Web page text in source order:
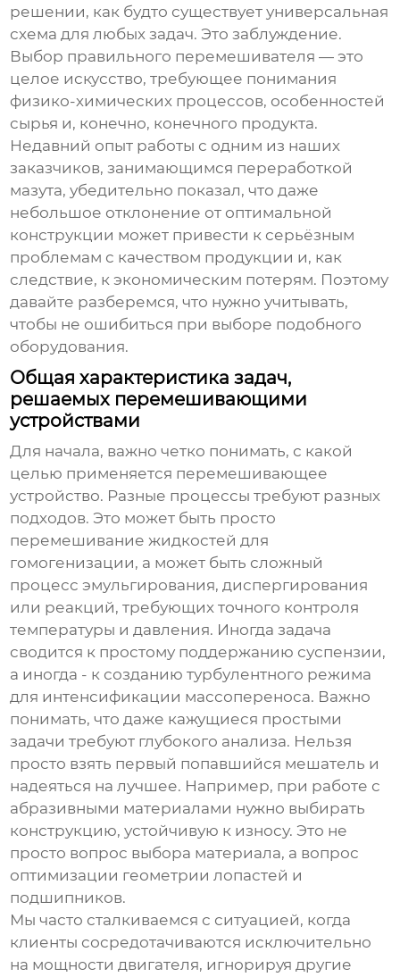
решении, как будто существует универсальная
схема для любых задач. Это заблуждение.
Выбор правильного перемешивателя — это
целое искусство, требующее понимания
физико-химических процессов, особенностей
сырья и, конечно, конечного продукта.
Недавний опыт работы с одним из наших
заказчиков, занимающимся переработкой
мазута, убедительно показал, что даже
небольшое отклонение от оптимальной
конструкции может привести к серьёзным
проблемам с качеством продукции и, как
следствие, к экономическим потерям. Поэтому
давайте разберемся, что нужно учитывать,
чтобы не ошибиться при выборе подобного
оборудования.
Общая характеристика задач,
решаемых перемешивающими
устройствами
Для начала, важно четко понимать, с какой
целью применяется перемешивающее
устройство. Разные процессы требуют разных
подходов. Это может быть просто
перемешивание жидкостей для
гомогенизации, а может быть сложный
процесс эмульгирования, диспергирования
или реакций, требующих точного контроля
температуры и давления. Иногда задача
сводится к простому поддержанию суспензии,
а иногда - к созданию турбулентного режима
для интенсификации массопереноса. Важно
понимать, что даже кажущиеся простыми
задачи требуют глубокого анализа. Нельзя
просто взять первый попавшийся мешатель и
надеяться на лучшее. Например, при работе с
абразивными материалами нужно выбирать
конструкцию, устойчивую к износу. Это не
просто вопрос выбора материала, а вопрос
оптимизации геометрии лопастей и
подшипников.
Мы часто сталкиваемся с ситуацией, когда
клиенты сосредотачиваются исключительно
на мощности двигателя, игнорируя другие